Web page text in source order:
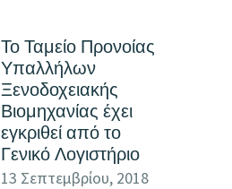
Το Ταμείο Προνοίας
Υπαλλήλων
Ξενοδοχειακής
Βιομηχανίας έχει
εγκριθεί από το
Γενικό Λογιστήριο
13 Σεπτεμβρίου, 2018